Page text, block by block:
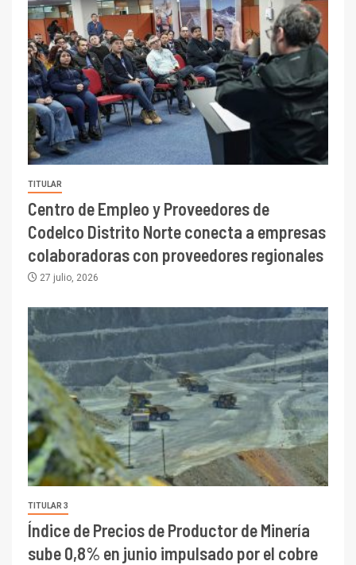
TITULAR
Centro de Empleo y Proveedores de
Codelco Distrito Norte conecta a empresas
colaboradoras con proveedores regionales
27 julio, 2026
TITULAR 3
Índice de Precios de Productor de Minería
sube 0,8% en junio impulsado por el cobre